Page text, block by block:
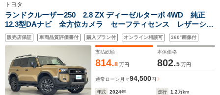
トヨタ
ランドクルーザー250 2.8 ZX ディーゼルターボ 4WD 純正
12.3型DAナビ 全方位カメラ セーフティセンス レザーシー
ト シートヒーター エアシート シートメモリ サンルー
フ BSM 三眼LED ルーフレール レーダークルーズ
販売店保証 車両品質評価書付 購入プラン付 オンライン相談可 360°画像付
支払総額
814.8 万円
本体価格
802.5 万円
通常ローン 月々94,500円
年式 2024年 走行 1.2万km